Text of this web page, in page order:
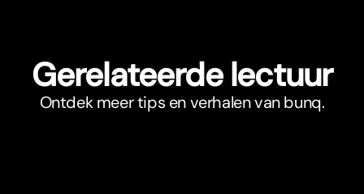
Gerelateerde lectuur
Ontdek meer tips en verhalen van bunq.